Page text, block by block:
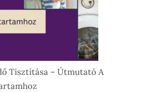
És
Különleges
Élethelyzetekre
Tisztítása – Útmutató A